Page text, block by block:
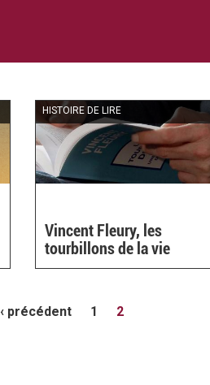
HISTOIRE DE LIRE
Vincent Fleury, les
tourbillons de la vie
‹ précédent 1 2